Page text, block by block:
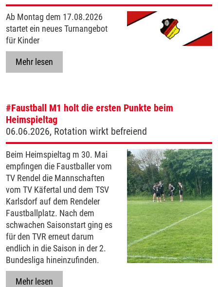
Ab Montag dem 17.08.2026
startet ein neues Turnangebot
für Kinder
Mehr lesen
#Faustball M1 holt die ersten Punkte beim
Heimspieltag
06.06.2026, Rotation wirkt befreiend
Beim Heimspieltag m 30. Mai
empfingen die Faustballer vom
TV Rendel die Mannschaften
vom TV Käfertal und dem TSV
Karlsdorf auf dem Rendeler
Faustballplatz. Nach dem
schwachen Saisonstart ging es
für den TVR erneut darum
endlich in die Saison in der 2.
Bundesliga hineinzufinden.
Mehr lesen